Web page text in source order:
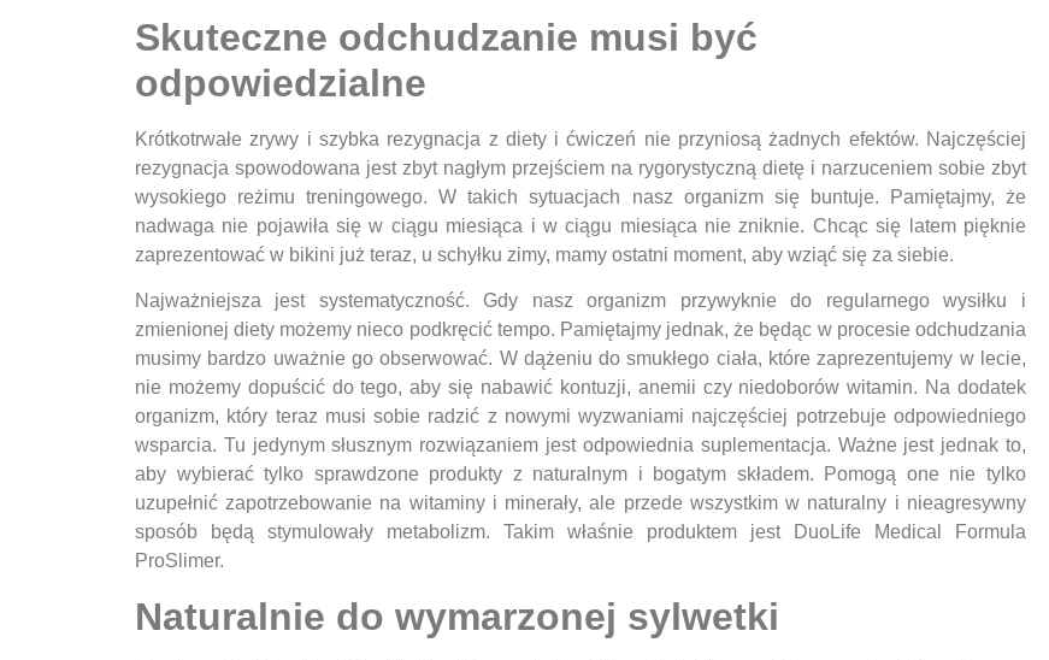
Skuteczne odchudzanie musi być
odpowiedzialne
Krótkotrwałe zrywy i szybka rezygnacja z diety i ćwiczeń nie przyniosą żadnych efektów. Najczęściej
rezygnacja spowodowana jest zbyt nagłym przejściem na rygorystyczną dietę i narzuceniem sobie zbyt
wysokiego reżimu treningowego. W takich sytuacjach nasz organizm się buntuje. Pamiętajmy, że
nadwaga nie pojawiła się w ciągu miesiąca i w ciągu miesiąca nie zniknie. Chcąc się latem pięknie
zaprezentować w bikini już teraz, u schyłku zimy, mamy ostatni moment, aby wziąć się za siebie.
Najważniejsza jest systematyczność. Gdy nasz organizm przywyknie do regularnego wysiłku i
zmienionej diety możemy nieco podkręcić tempo. Pamiętajmy jednak, że będąc w procesie odchudzania
musimy bardzo uważnie go obserwować. W dążeniu do smukłego ciała, które zaprezentujemy w lecie,
nie możemy dopuścić do tego, aby się nabawić kontuzji, anemii czy niedoborów witamin. Na dodatek
organizm, który teraz musi sobie radzić z nowymi wyzwaniami najczęściej potrzebuje odpowiedniego
wsparcia. Tu jedynym słusznym rozwiązaniem jest odpowiednia suplementacja. Ważne jest jednak to,
aby wybierać tylko sprawdzone produkty z naturalnym i bogatym składem. Pomogą one nie tylko
uzupełnić zapotrzebowanie na witaminy i minerały, ale przede wszystkim w naturalny i nieagresywny
sposób będą stymulowały metabolizm. Takim właśnie produktem jest DuoLife Medical Formula
ProSlimer.
Naturalnie do wymarzonej sylwetki